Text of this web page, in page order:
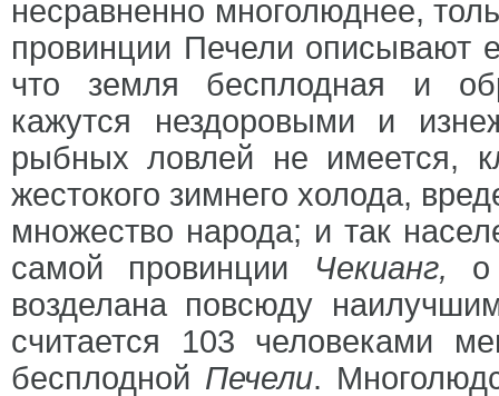
несравненно многолюднее,
провинции Печели описывают
что земля бесплодная и
кажутся нездоровыми и
рыбных ловлей не имеется,
жестокого зимнего холода,
множество народа; и так
самой провинции
Чекианг, о
возделана повсюду
считается 103 человеками
бесплодной Печели.